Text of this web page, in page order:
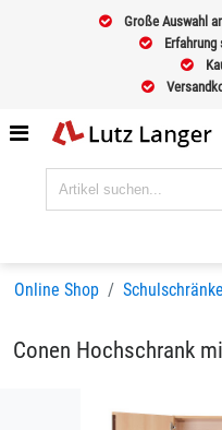
Große Auswahl
Online Shop Schulschränke
Conen Hochschrank